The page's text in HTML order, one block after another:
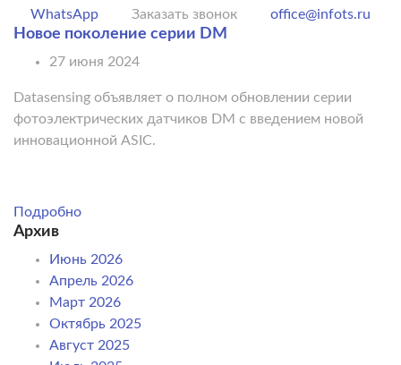
WhatsApp Заказать звонок office@infots.ru
Новое поколение серии DM
27 июня 2024
Datasensing объявляет о полном обновлении серии
фотоэлектрических датчиков DM с введением новой
инновационной ASIC.
Подробно
Архив
Июнь 2026
Апрель 2026
Март 2026
Октябрь 2025
Август 2025